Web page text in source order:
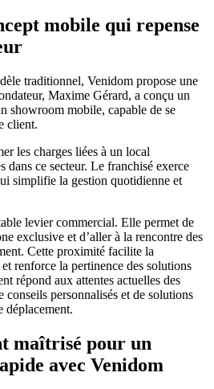
mobile qui repense
traditionnel, Venidom propose une
Maxime Gérard, a conçu un
showroom mobile, capable de se
client.
les charges liées à un local
dans ce secteur. Le franchisé exerce
simplifie la gestion quotidienne et
levier commercial. Elle permet de
exclusive et d’aller à la rencontre des
Cette proximité facilite la
renforce la pertinence des solutions
répond aux attentes actuelles des
conseils personnalisés et de solutions
déplacement.
maîtrisé pour un
avec Venidom